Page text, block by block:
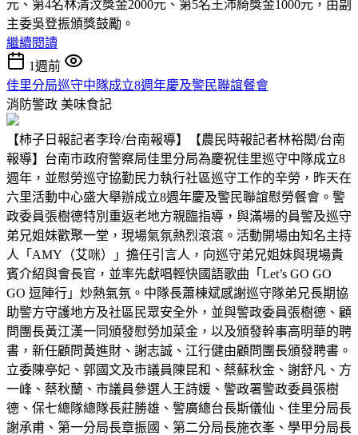
元、第4名林清汶獎金2000元、第5名王沛綺獎金1000元，由副
主委吳登振頒獎鼓勵。
繼續閱讀
1週前
佳里分局巡守中隊成立8週年慶及警民聯誼餐會
消防警政 美味食記
【柿子日報記者李玲/台南報導】【農民時報記者林裕閎/台南
報導】台南市政府警察局佳里分局為慶祝佳里巡守中隊成立8
週年，並慰勞巡守協勤民力執行社區巡守工作的辛勞，昨天在
六里活動中心盛大舉辦成立8週年慶及警民聯誼慰勞餐會。警
政委員張樹德特別重返老地方親臨指導，與滿場的員警及巡守
弟兄姐妹歡聚一堂，現場氣氛熱烈滾滾。活動開場由知名主持
人「AMY（艾咪）」擔任引言人，向巡守弟兄姐妹與現場貴
賓介紹與會長官，並率先獻唱輕快國語歌曲「Let’s GO GO
GO 逗陣行」炒熱氣氛。中隊長蕭棟斌感謝巡守隊弟兄長期協
助警方守護地方及社區民眾安全外，並與警政委員張樹德、顧
問團長黃江漢一同頒發慰勞加菜金，以及頒發幹事高明華的聘
書，新任顧問黃進財、謝志誠、江行健由顧問團長頒發聘書。
立委陳亭妃、郭國文及市議員陳昆和、蔡蘇秋金、謝舒凡、方
一峰、蔡秋蘭、市議員參選人王詩媛、警政署警政委員張樹
德、保七總隊總隊長莊勝雄、警廣總台長斯儀仙、佳里分局長
謝承甫、第一分局長章振國、第二分局長施衣峯、學甲分局長